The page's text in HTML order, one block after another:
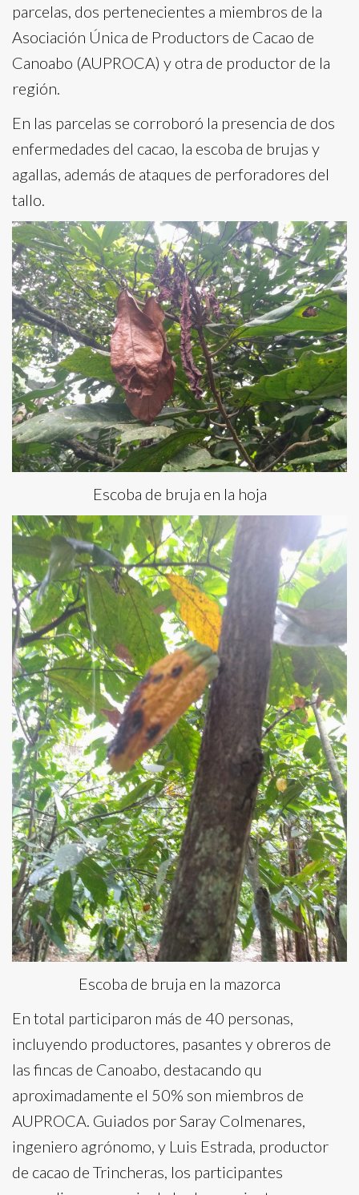
parcelas, dos pertenecientes a miembros de la
Asociación Única de Productors de Cacao de
Canoabo (AUPROCA) y otra de productor de la
región.
En las parcelas se corroboró la presencia de dos
enfermedades del cacao, la escoba de brujas y
agallas, además de ataques de perforadores del
tallo.
Escoba de bruja en la hoja
Escoba de bruja en la mazorca
En total participaron más de 40 personas,
incluyendo productores, pasantes y obreros de
las fincas de Canoabo, destacando qu
aproximadamente el 50% son miembros de
AUPROCA. Guiados por Saray Colmenares,
ingeniero agrónomo, y Luis Estrada, productor
de cacao de Trincheras, los participantes